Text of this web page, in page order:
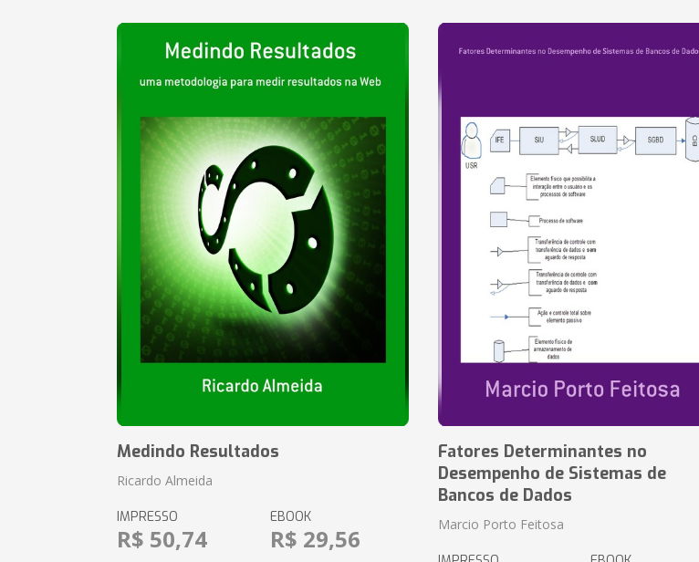
Medindo Resultados
Ricardo Almeida
IMPRESSO
R$ 50,74
EBOOK
R$ 29,56
Fatores Determinantes no
Desempenho de Sistemas de
Bancos de Dados
Marcio Porto Feitosa